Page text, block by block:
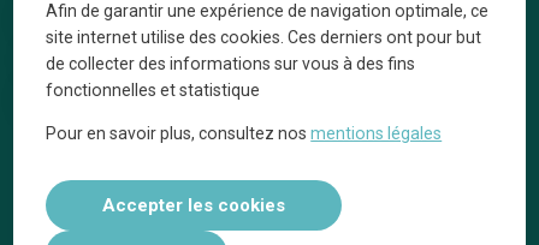
Bonnes adresses
Quartiers
Blog
Tops 10
A propos
On parle de nous
Afin de garantir une expérience de navigation optimale, ce
site internet utilise des cookies. Ces derniers ont pour but
de collecter des informations sur vous à des fins
fonctionnelles et statistique
Pour en savoir plus, consultez nosmentions légales
Accepter les cookies